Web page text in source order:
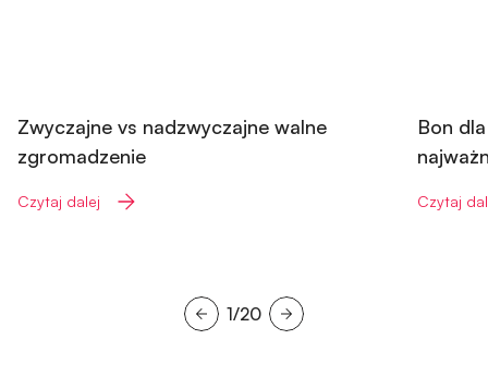
Zwyczajne vs nadzwyczajne walne
zgromadzenie
Czytaj dalej
Bon
Czytaj
1/20